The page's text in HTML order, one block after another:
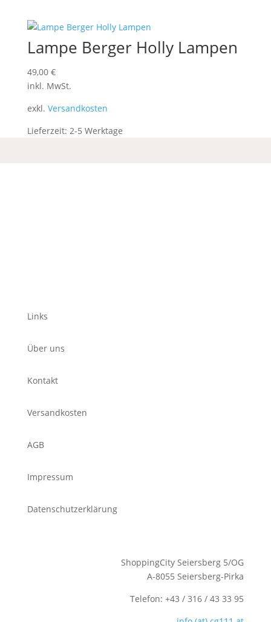
Lampe Berger Holly Lampen
49,00 €
inkl. MwSt.
exkl. Versandkosten
Lieferzeit: 2-5 Werktage
Links
Über uns
Kontakt
Versandkosten
AGB
Impressum
Datenschutzerklärung
ShoppingCity Seiersberg 5/OG
A-8055 Seiersberg-Pirka
Telefon: +43 / 316 / 43 33 95